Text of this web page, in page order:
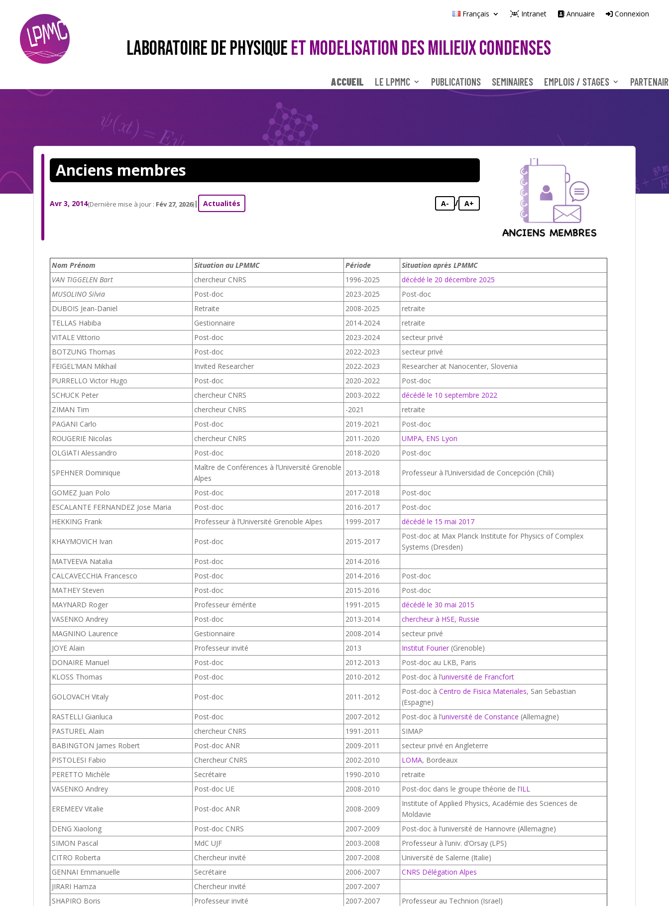
Français Intranet Annuaire Connexion
LABORATOIRE DE PHYSIQUEET MODELISATION DES MILIEUX CONDENSES
ACCUEIL LE LPMMC PUBLICATIONS SEMINAIRES EMPLOIS / STAGES
Anciens membres
Avr 3, 2014(Dernière mise à jour : Fév 27, 2026)| Actualités A- / A+
Nom Prénom Situation au LPMMC Période
Situation après LPMMC
VAN TIGGELEN Bart
chercheur CNRS 1996-2025
décédé le 20 décembre 2025
MUSOLINO Silvia
Post-doc 2023-2025
Post-doc
DUBOIS Jean-Daniel
Retraite 2008-2025
retraite
TELLAS Habiba
Gestionnaire 2014-2024
retraite
VITALE Vittorio
Post-doc 2023-2024
secteur privé
BOTZUNG Thomas
Post-doc 2022-2023
secteur privé
FEIGEL’MAN Mikhail
Invited Researcher 2022-2023
Researcher at Nanocenter, Slovenia
PURRELLO Victor Hugo
Post-doc 2020-2022
Post-doc
SCHUCK Peter
chercheur CNRS 2003-2022
décédé le 10 septembre 2022
ZIMAN Tim
chercheur CNRS -2021
retraite
PAGANI Carlo
Post-doc 2019-2021
Post-doc
ROUGERIE Nicolas
chercheur CNRS 2011-2020
UMPA, ENS Lyon
OLGIATI Alessandro
Post-doc 2018-2020 Post-doc
SPEHNER Dominique
Maître de Conférences à l’Université Grenoble
Alpes
2013-2018 Professeur à l’Universidad de Concepción (Chili)
GOMEZ Juan Polo Post-doc 2017-2018
Post-doc
ESCALANTE FERNANDEZ Jose Maria
Post-doc 2016-2017
Post-doc
HEKKING Frank
Professeur à l’Université Grenoble Alpes 1999-2017 décédé le 15 mai 2017
KHAYMOVICH Ivan Post-doc 2015-2017
Post-doc at Max Planck Institute for Physics of Complex
Systems (Dresden)
MATVEEVA Natalia
Post-doc
2014-2016
CALCAVECCHIA Francesco
Post-doc 2014-2016
Post-doc
MATHEY Steven
Post-doc 2015-2016
Post-doc
MAYNARD Roger
Professeur émérite 1991-2015
décédé le 30 mai 2015
VASENKO Andrey
Post-doc 2013-2014
chercheur à HSE, Russie
MAGNINO Laurence
Gestionnaire 2008-2014
secteur privé
JOYE Alain
Professeur invité 2013 Institut Fourier (Grenoble)
DONAIRE Manuel
Post-doc 2012-2013
Post-doc au LKB, Paris
KLOSS Thomas
Post-doc 2010-2012 Post-doc à l’université de Francfort
GOLOVACH Vitaly Post-doc 2011-2012
Post-doc àCentro de Fisica Materiales, San Sebastian
(Espagne)
RASTELLI Gianluca
Post-doc 2007-2012 Post-doc à l’université de Constance (Allemagne)
PASTUREL Alain
chercheur CNRS 1991-2011
SIMAP
BABINGTON James Robert
Post-doc ANR 2009-2011
secteur privé en Angleterre
PISTOLESI Fabio
Chercheur CNRS 2002-2010 LOMA, Bordeaux
PERETTO Michèle
Secrétaire 1990-2010
retraite
VASENKO Andrey
Post-doc UE 2008-2010 Post-doc dans le groupe théorie de l’ILL
EREMEEV Vitalie Post-doc ANR 2008-2009
Institute of Applied Physics, Académie des Sciences de
Moldavie
DENG Xiaolong
Post-doc CNRS 2007-2009
Post-doc à l’université de Hannovre (Allemagne)
SIMON Pascal
MdC UJF 2003-2008
Professeur à l’univ. d’Orsay (LPS)
CITRO Roberta
Chercheur invité 2007-2008
Université de Salerne (Italie)
GENNAI Emmanuelle
Secrétaire 2006-2007
CNRS Délégation Alpes
JIRARI Hamza
Chercheur invité
2007-2007
SHAPIRO Boris
Professeur invité 2007-2007
Professeur au Technion (Israel)